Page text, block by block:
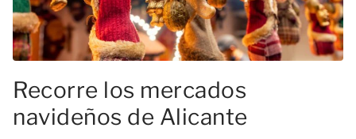
Recorre los mercados
navideños de Alicante